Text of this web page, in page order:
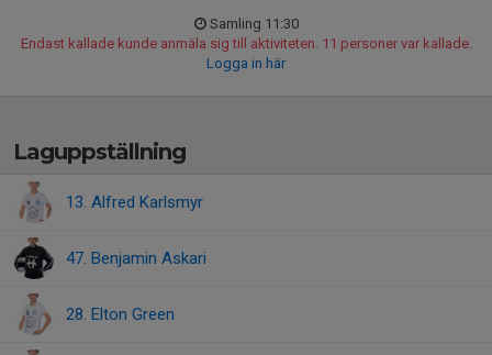
Samling 11:30
Endast kallade kunde anmäla sig till aktiviteten. 11 personer var kallade.
Logga in här
Laguppställning
13. Alfred Karlsmyr
47. Benjamin Askari
28. Elton Green